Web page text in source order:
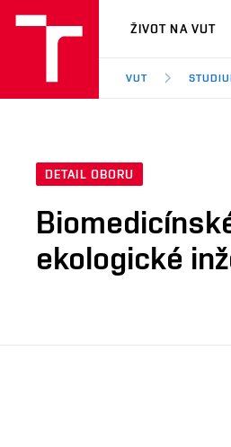
VUT
ŽIVOT NA VUT
VUT
DETAIL OBORU
ekologické